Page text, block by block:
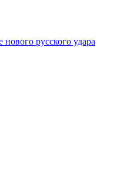
русского удара